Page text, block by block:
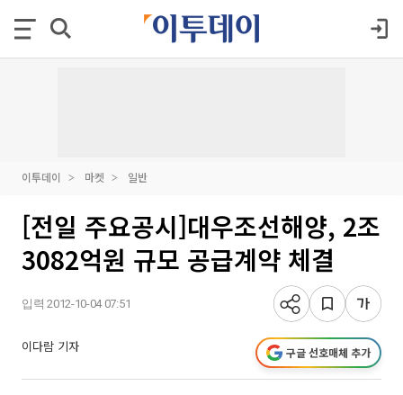
이투데이 마켓 일반
[전일 주요공시]대우조선해양, 2조
3082억원 규모 공급계약 체결
입력 2012-10-04 07:51
이다람 기자 구글 선호매체 추가